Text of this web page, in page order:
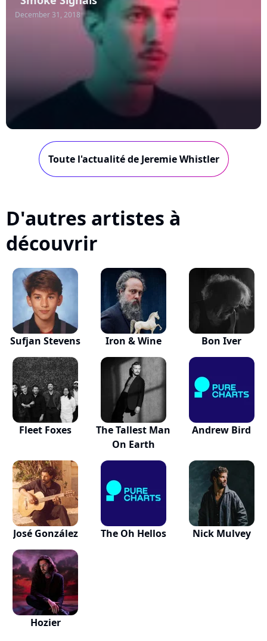
December 31, 2018
Toute l'actualité de Jeremie Whistler
D'autres artistes à
découvrir
Sufjan Stevens Iron & Wine Bon Iver
Fleet Foxes
The Tallest Man
On Earth
Andrew Bird
José González The Oh Hellos Nick Mulvey
Hozier